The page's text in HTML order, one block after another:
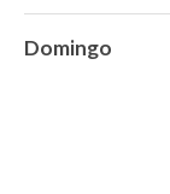
Domingo